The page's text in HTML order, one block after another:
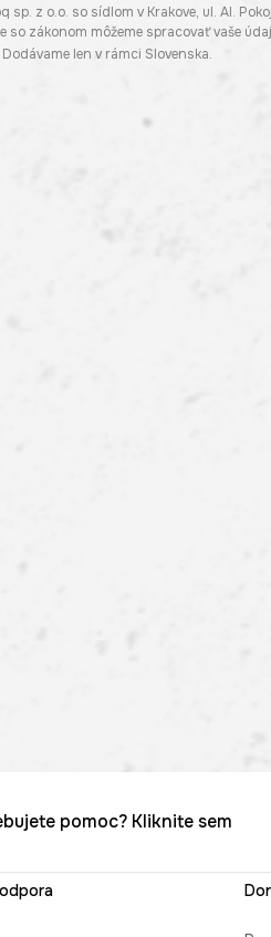
z o.o. so sídlom v Krakove, ul. Al.
zákonom môžeme spracovať vaše
Dodávame len v rámci Slovenska.
pomoc? Kliknite sem